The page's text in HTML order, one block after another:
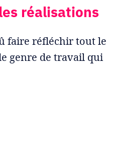
réalisations
faire réfléchir tout le
genre de travail qui